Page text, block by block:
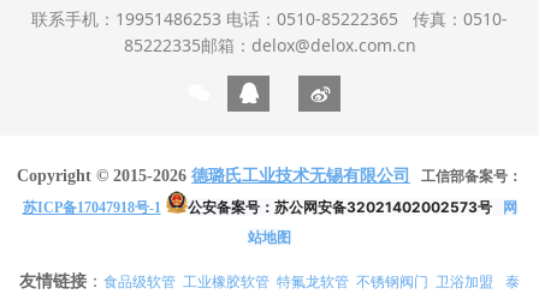
联系手机：19951486253 电话：0510-85222365 传真：0510-
85222335邮箱：delox@delox.com.cn
Copyright © 2015-2026 德璐氏工业技术无锡有限公司
工信部备案号：
苏ICP备17047918号-1
公安备案号： 苏公网安备32021402002573号
网
站地图
友情链接 ： 食品级软管 工业橡胶软管 特氟龙软管 不锈钢阀门 卫浴加盟 泰